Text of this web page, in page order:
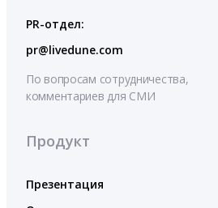
PR-отдел:
pr@livedune.com
По вопросам сотрудничества,
комментариев для СМИ
Продукт
Презентация